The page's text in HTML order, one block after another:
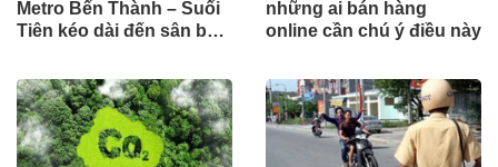
Metro Bến Thành – Suối
Tiên kéo dài đến sân bay
thức công trình cấp bách
những ai bán hàng
online cần chú ý điều này